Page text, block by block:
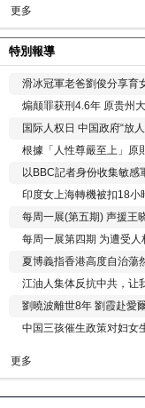
更多
特別報導
滑冰冠軍老爸劉俊分享育
煽颠罪获刑4.6年 原贵州
国际人权日 中国政府“放人
根據「人性尊嚴至上」原
以BBC記者身份收集敏感
印度女上海轉機被扣18
每周一展(第五期) 声援王
每周一展第四期 为遭受
夏博義指香港高度自治蕩
江油人集体反抗中共，让
劉曉波離世8年 劉霞赴愛
中国三孩催生政策对妇女
更多